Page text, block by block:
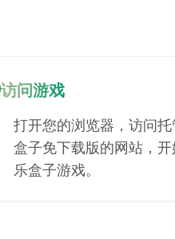
访问游戏
打开您的浏览器，访问
盒子免下载版的网站，
乐盒子游戏。